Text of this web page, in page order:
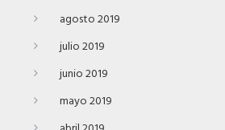
agosto 2019
julio 2019
junio 2019
mayo 2019